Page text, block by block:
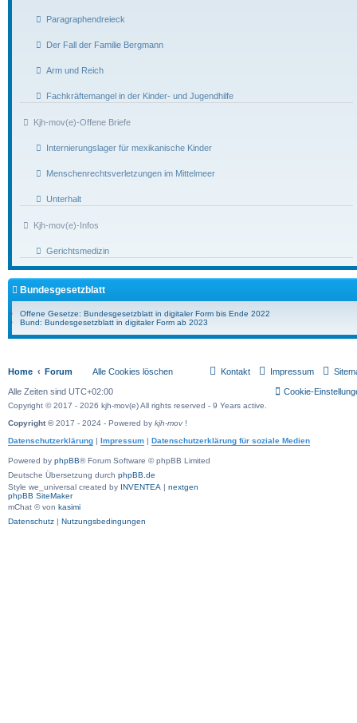
Paragraphendreieck
Der Fall der Familie Bergmann
Arm und Reich
Fachkräftemangel in der Kinder- und Jugendhilfe
Kjh-mov(e)-Offene Briefe
Internierungslager für mexikanische Kinder
Menschenrechtsverletzungen im Mittelmeer
Unterhalt
Kjh-mov(e)-Infos
Gerichtsmedizin
Bundesgesetzblatt
Offene Gesetze: Bundesgesetzblatt in digitaler Form bis Ende 2022
Bund: Bundesgesetzblatt in digitaler Form ab 2023
Home Forum Impressum
Kontakt
Alle Cookies löschen
Alle Zeiten sind UTC+02:00 Cookie-
Copyright © 2017 - 2026 kjh-mov(e) All rights reserved - 9 Years active.
Copyright ©2017 - 2024 - Powered by kjh-mov!
Datenschutzerklärung | Impressum | Datenschutzerklärung für soziale Medien
Powered by phpBB® Forum Software © phpBB Limited
Deutsche Übersetzung durch phpBB.de
Style we_universal created by INVENTEA | nextgen
phpBB SiteMaker
mChat © von kasimi
Datenschutz | Nutzungsbedingungen